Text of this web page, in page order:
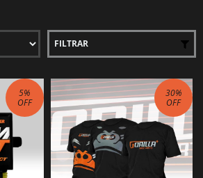
FILTRAR
5%
OFF
30%
OFF